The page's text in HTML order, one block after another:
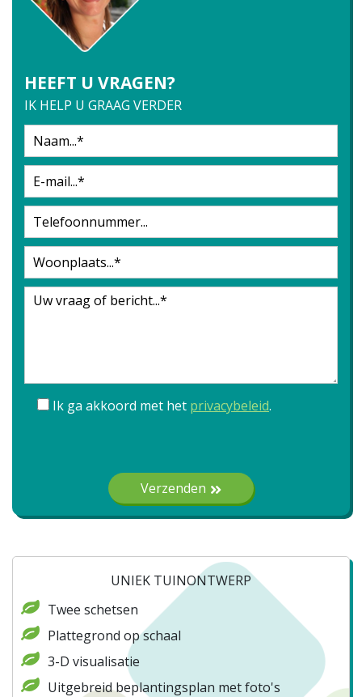
HEEFT U VRAGEN?
IK HELP U GRAAG VERDER
Ik ga akkoord met het privacybeleid.
Verzenden
UNIEK TUINONTWERP
Twee schetsen
Plattegrond op schaal
3-D visualisatie
Uitgebreid beplantingsplan met foto's